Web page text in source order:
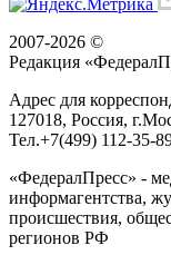
2007-2026 ©
Редакция «
Адрес для
127018, Россия, г.
Тел.+7(499) 112-35-
«ФедералПресс» -
информагентства,
происшествия,
регионов РФ